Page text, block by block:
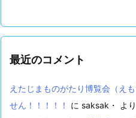
最近のコメント
えたじまものがたり博覧会（え
せん！！！！！
に saksak・
より